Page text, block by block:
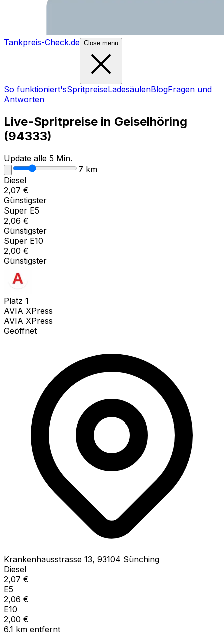
Tankpreis-Check.de Close menu
So funktioniert'sSpritpreiseLadesäulenBlogFragen und
Antworten
Live-Spritpreise in Geiselhöring
(94333)
Update alle 5 Min.
7 km
Diesel
2,07 €
Günstigster
Super E5
2,06 €
Günstigster
Super E10
2,00 €
Günstigster
Platz 1
AVIA XPress
AVIA XPress
Geöffnet
Krankenhausstrasse 13, 93104 Sünching
Diesel
2,07 €
E5
2,06 €
E10
2,00 €
6.1 km entfernt